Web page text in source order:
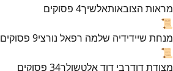
מראות הצובאותאלשיך4 פסוקים
📜
מנחת שיידידיה שלמה רפאל נורצי9 פסוקים
📜
מצודת דודרבי דוד אלטשולר34 פסוקים